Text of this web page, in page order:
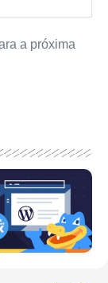
a próxima